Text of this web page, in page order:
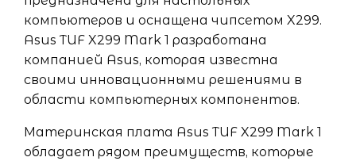
компьютеров и оснащена чипсетом X299.
Asus TUF X299 Mark 1 разработана
компанией Asus, которая известна
своими инновационными решениями в
области компьютерных компонентов.
Материнская плата Asus TUF X299 Mark 1
обладает рядом преимуществ, которые